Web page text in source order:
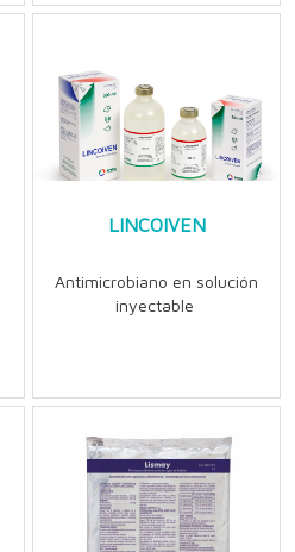
LINCOIVEN
Antimicrobiano en solución
inyectable